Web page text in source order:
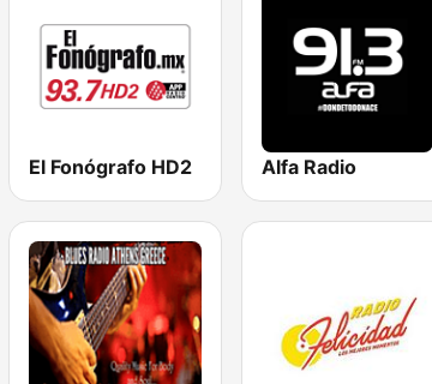
El Fonógrafo HD2 Alfa Radio